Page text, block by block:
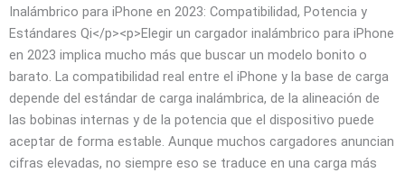
Inalámbrico para iPhone en 2023: Compatibilidad, Potencia y
Estándares Qi</p><p>Elegir un cargador inalámbrico para iPhone
en 2023 implica mucho más que buscar un modelo bonito o
barato. La compatibilidad real entre el iPhone y la base de carga
depende del estándar de carga inalámbrica, de la alineación de
las bobinas internas y de la potencia que el dispositivo puede
aceptar de forma estable. Aunque muchos cargadores anuncian
cifras elevadas, no siempre eso se traduce en una carga más